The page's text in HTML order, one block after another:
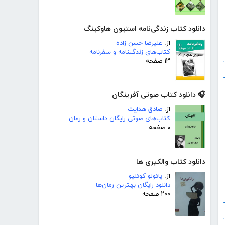
دانلود کتاب زندگی‌نامه استیون هاوکینگ
از: علیرضا حسن زاده
کتاب‌های زندگینامه و سفرنامه
۱۳ صفحه
🎧 دانلود کتاب صوتی آفرینگان
از: صادق هدایت
کتاب‌های صوتی رایگان داستان و رمان
۰ صفحه
دانلود کتاب والکیری ها
از: پائولو کوئلیو
دانلود رایگان بهترین رمان‌ها
۲۰۰ صفحه